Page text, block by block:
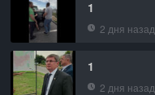
1
2 дня назад
1
2 дня назад